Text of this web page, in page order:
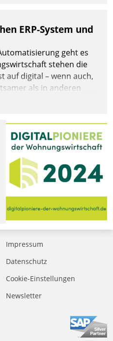
daher
Datatrain GmbH den
digitalisiert.
ERP-System und
geht es
stehen die
auf digital – wenn auch,
als in anderen
Impressum
Datenschutz
Cookie-Einstellungen
Newsletter